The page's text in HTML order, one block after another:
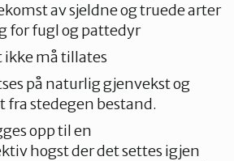
av sjeldne og truede arter
for fugl og pattedyr
må tillates
på naturlig gjenvekst og
fra stedegen bestand.
opp til en
hogst der det settes igjen